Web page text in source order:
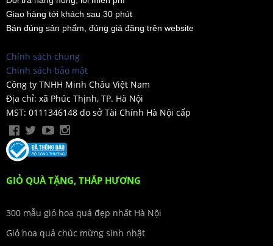
Giao hàng tới khách sau 30 phút
Bán đúng sản phẩm, đúng giá đăng trên website
Chính sách chung
Chính sách bảo mật
Công ty TNHH Minh Châu Việt Nam
Địa chỉ: xã Phúc Thịnh, TP. Hà Nội
MST: 0111346148 do sở Tài Chính Hà Nội cấp
GIỎ QUÀ TẶNG, THẮP HƯƠNG
300 mẫu giỏ hoa quả đẹp nhất Hà Nội
Giỏ hoa quả chúc mừng sinh nhật